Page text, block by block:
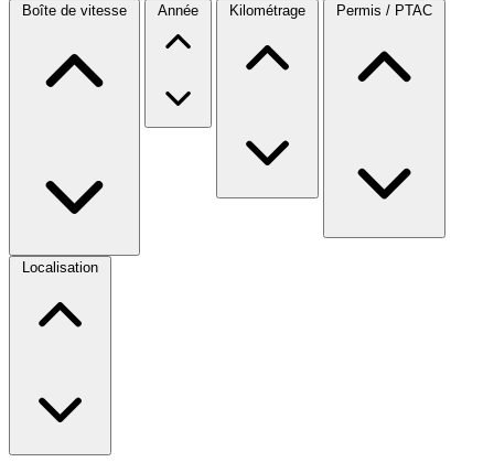
Boîte de vitesse Année Kilométrage Permis / PTAC
Localisation